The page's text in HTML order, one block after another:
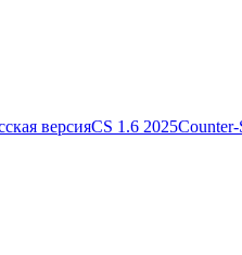
версияCS 1.6 2025